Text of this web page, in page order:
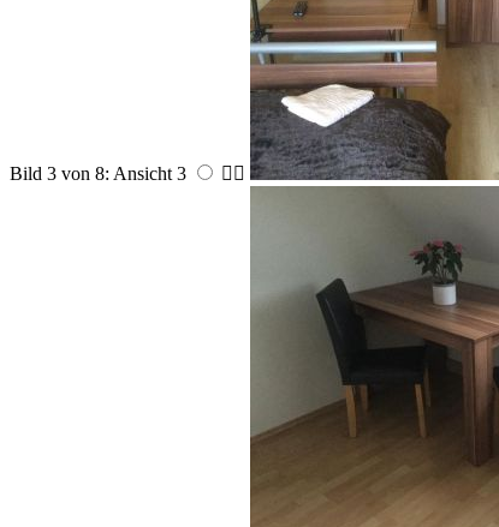
Bild 3 von 8: Ansicht 3  